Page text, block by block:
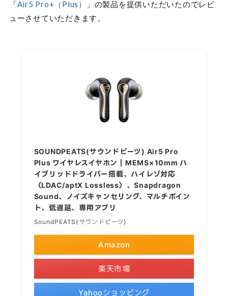
「Air5 Pro+（Plus）
」の製品を提供いただいたのでレビ
ューさせていただきます。
SOUNDPEATS(サウンドピーツ) Air5 Pro
Plus ワイヤレスイヤホン｜MEMS×10mm ハ
イブリッドドライバー搭載、ハイレゾ対応
（LDAC/aptX Lossless）、Snapdragon
Sound、ノイズキャンセリング、マルチポイン
ト、低遅延、専用アプリ
SoundPEATS(サウンドピーツ)
Amazon
楽天市場
Yahooショッピング